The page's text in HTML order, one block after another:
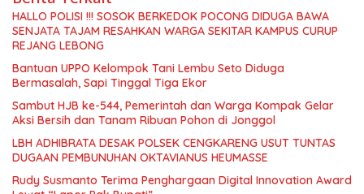
HALLO POLISI !!! SOSOK BERKEDOK POCONG DIDUGA BAWA
SENJATA TAJAM RESAHKAN WARGA SEKITAR KAMPUS CURUP
REJANG LEBONG
Bantuan UPPO Kelompok Tani Lembu Seto Diduga
Bermasalah, Sapi Tinggal Tiga Ekor
Sambut HJB ke-544, Pemerintah dan Warga Kompak Gelar
Aksi Bersih dan Tanam Ribuan Pohon di Jonggol
LBH ADHIBRATA DESAK POLSEK CENGKARENG USUT TUNTAS
DUGAAN PEMBUNUHAN OKTAVIANUS HEUMASSE
Rudy Susmanto Terima Penghargaan Digital Innovation Award